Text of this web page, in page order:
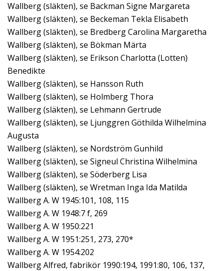
Wallberg (släkten), se Backman Signe Margareta
Wallberg (släkten), se Beckeman Tekla Elisabeth
Wallberg (släkten), se Bredberg Carolina Margaretha
Wallberg (släkten), se Bökman Märta
Wallberg (släkten), se Erikson Charlotta (Lotten)
Benedikte
Wallberg (släkten), se Hansson Ruth
Wallberg (släkten), se Holmberg Thora
Wallberg (släkten), se Lehmann Gertrude
Wallberg (släkten), se Ljunggren Göthilda Wilhelmina
Augusta
Wallberg (släkten), se Nordström Gunhild
Wallberg (släkten), se Signeul Christina Wilhelmina
Wallberg (släkten), se Söderberg Lisa
Wallberg (släkten), se Wretman Inga Ida Matilda
Wallberg A. W 1945:101, 108, 115
Wallberg A. W 1948:7 f, 269
Wallberg A. W 1950:221
Wallberg A. W 1951:251, 273, 270*
Wallberg A. W 1954:202
Wallberg Alfred, fabrikör 1990:194, 1991:80, 106, 137,